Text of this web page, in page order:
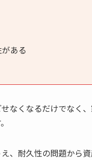
ある
なくなるだけでなく
、耐久性の問題から資